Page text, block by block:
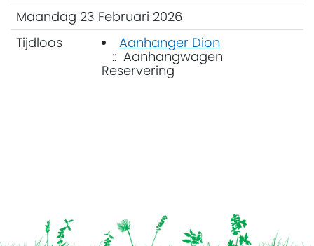
Maandag 23 Februari 2026
Tijdloos
Aanhanger Dion
:: Aanhangwagen
Reservering